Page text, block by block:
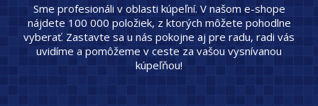
Sme profesionáli v oblasti kúpeľní. V našom e-shope
nájdete 100 000 položiek, z ktorých môžete pohodlne
vyberať. Zastavte sa u nás pokojne aj pre radu, radi vás
uvidíme a pomôžeme v ceste za vašou vysnívanou
kúpeľňou!